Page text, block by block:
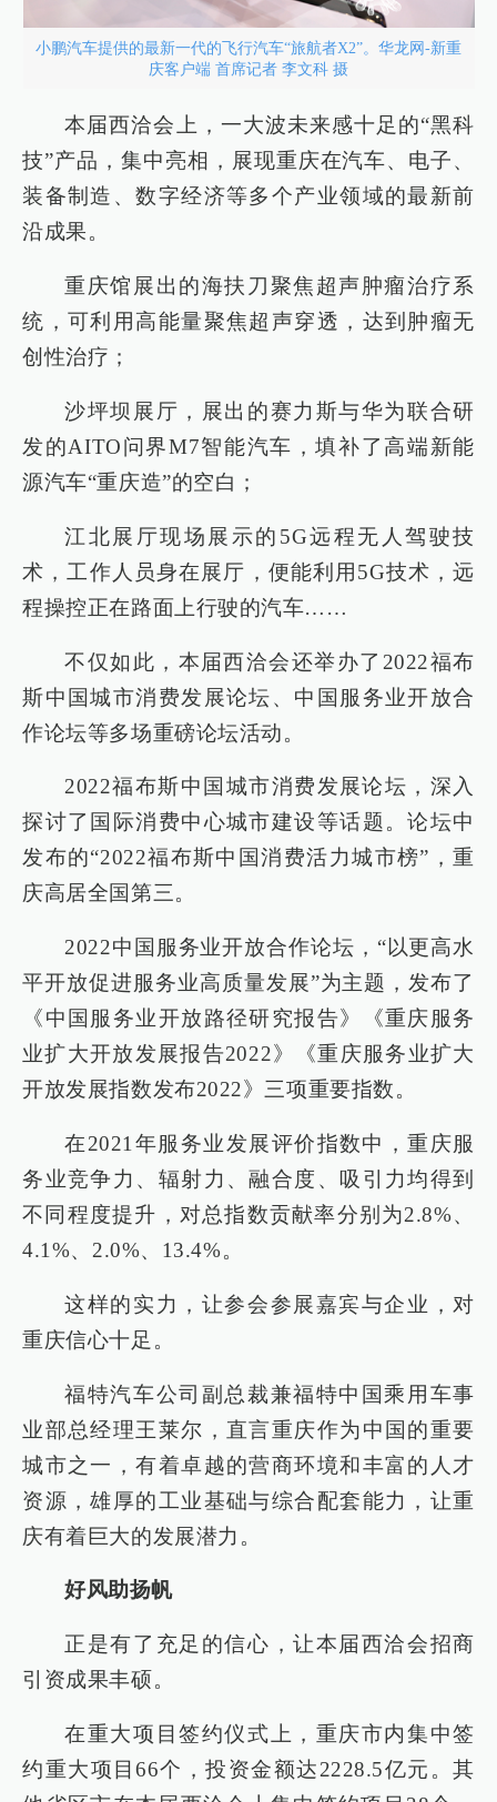
小鹏汽车提供的最新一代的飞行汽车“旅航者X2”。华龙网-新重
庆客户端 首席记者 李文科 摄
本届西洽会上，一大波未来感十足的“黑科
技”产品，集中亮相，展现重庆在汽车、电子、
装备制造、数字经济等多个产业领域的最新前
沿成果。
重庆馆展出的海扶刀聚焦超声肿瘤治疗系
统，可利用高能量聚焦超声穿透，达到肿瘤无
创性治疗；
沙坪坝展厅，展出的赛力斯与华为联合研
发的AITO问界M7智能汽车，填补了高端新能
源汽车“重庆造”的空白；
江北展厅现场展示的5G远程无人驾驶技
术，工作人员身在展厅，便能利用5G技术，远
程操控正在路面上行驶的汽车……
不仅如此，本届西洽会还举办了2022福布
斯中国城市消费发展论坛、中国服务业开放合
作论坛等多场重磅论坛活动。
2022福布斯中国城市消费发展论坛，深入
探讨了国际消费中心城市建设等话题。论坛中
发布的“2022福布斯中国消费活力城市榜”，重
庆高居全国第三。
2022中国服务业开放合作论坛，“以更高水
平开放促进服务业高质量发展”为主题，发布了
《中国服务业开放路径研究报告》《重庆服务
业扩大开放发展报告2022》《重庆服务业扩大
开放发展指数发布2022》三项重要指数。
在2021年服务业发展评价指数中，重庆服
务业竞争力、辐射力、融合度、吸引力均得到
不同程度提升，对总指数贡献率分别为2.8%、
4.1%、2.0%、13.4%。
这样的实力，让参会参展嘉宾与企业，对
重庆信心十足。
福特汽车公司副总裁兼福特中国乘用车事
业部总经理王莱尔，直言重庆作为中国的重要
城市之一，有着卓越的营商环境和丰富的人才
资源，雄厚的工业基础与综合配套能力，让重
庆有着巨大的发展潜力。
好风助扬帆
正是有了充足的信心，让本届西洽会招商
引资成果丰硕。
在重大项目签约仪式上，重庆市内集中签
约重大项目66个，投资金额达2228.5亿元。其